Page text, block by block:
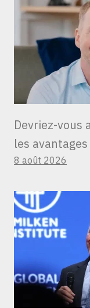
Devriez-vous
les
8 août 2026